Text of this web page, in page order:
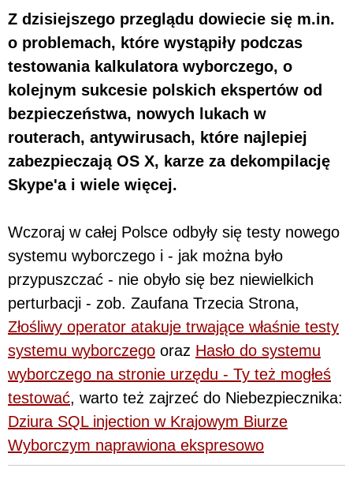
Z dzisiejszego przeglądu dowiecie się m.in.
o problemach, które wystąpiły podczas
testowania kalkulatora wyborczego, o
kolejnym sukcesie polskich ekspertów od
bezpieczeństwa, nowych lukach w
routerach, antywirusach, które najlepiej
zabezpieczają OS X, karze za dekompilację
Skype'a i wiele więcej.
Wczoraj w całej Polsce odbyły się testy nowego
systemu wyborczego i - jak można było
przypuszczać - nie obyło się bez niewielkich
perturbacji - zob. Zaufana Trzecia Strona,
Złośliwy operator atakuje trwające właśnie testy
systemu wyborczego oraz Hasło do systemu
wyborczego na stronie urzędu - Ty też mogłeś
testować, warto też zajrzeć do Niebezpiecznika:
Dziura SQL injection w Krajowym Biurze
Wyborczym naprawiona ekspresowo